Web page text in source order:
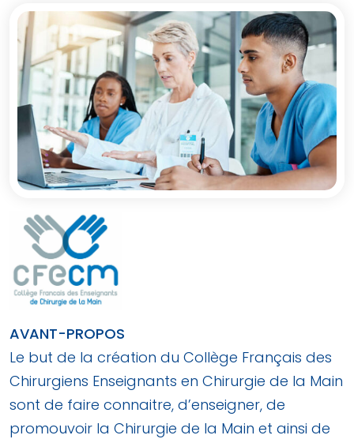
AVANT-PROPOS
Le but de la création du Collège Français des
Chirurgiens Enseignants en Chirurgie de la Main
sont de faire connaitre, d’enseigner, de
promouvoir la Chirurgie de la Main et ainsi de